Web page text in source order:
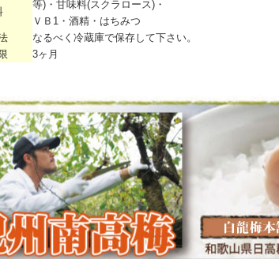
等)・甘味料(スクラロース)・
ＶＢ1・酒精・はちみつ
なるべく冷蔵庫で保存して下さい。
3ヶ月